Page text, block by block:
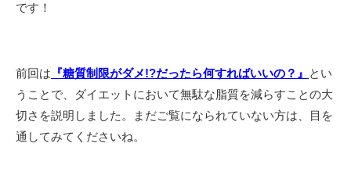
です！
前回は 『糖質制限がダメ!?だったら何すればいいの？』 とい
うことで、ダイエットにおいて無駄な脂質を減らすことの大
切さを説明しました。まだご覧になられていない方は、目を
通してみてくださいね。